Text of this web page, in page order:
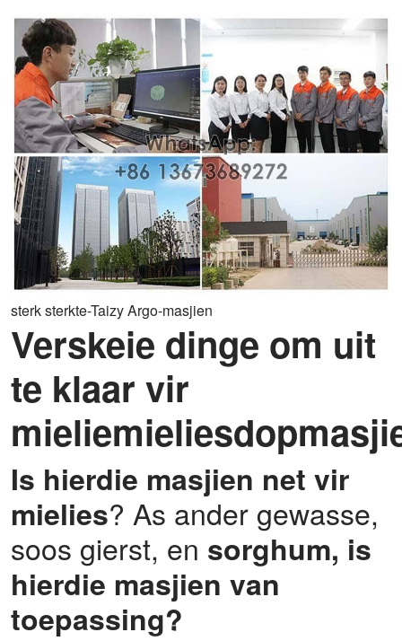
sterk sterkte-Taizy Argo-masjien
Verskeie dinge om uit
te klaar vir
Is hierdie masjien net vir
mielies? As ander gewasse,
soos gierst, en sorghum, is
hierdie masjien van
toepassing?